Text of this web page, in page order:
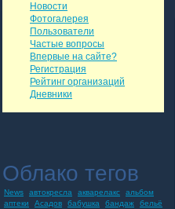
Новости
Фотогалерея
Пользователи
Частые вопросы
Впервые на сайте?
Регистрация
Рейтинг организаций
Дневники
Облако тегов
News автокресла акварелакс
альбом
аптеки
Асадов бабушка бандаж
бельё